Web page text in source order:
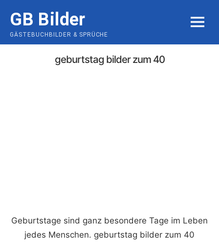
content
GB Bilder
GÄSTEBUCHBILDER & SPRÜCHE
MENU
geburtstag bilder zum 40
Geburtstage sind ganz besondere Tage im Leben
jedes Menschen. geburtstag bilder zum 40